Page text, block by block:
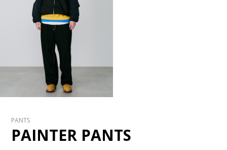
PANTS
PAINTER PANTS